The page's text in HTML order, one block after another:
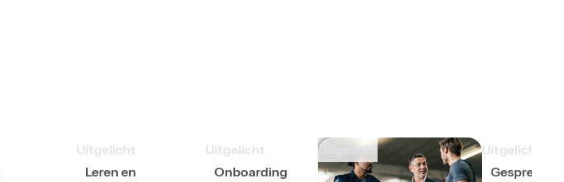
Uitgelicht
Leren en
Uitgelicht
Onboarding
Uitgelicht
Uitgelicht